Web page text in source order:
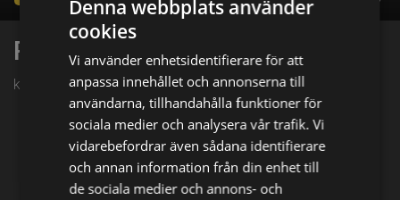
Robinson
kl. 12:00 på TV4 Fakta
Facebook X
Denna webbplats använder
cookies
Vi använder enhetsidentifierare för att
anpassa innehållet och annonserna till
användarna, tillhandahålla funktioner för
sociala medier och analysera vår trafik. Vi
vidarebefordrar även sådana identifierare
och annan information från din enhet till
de sociala medier och annons- och